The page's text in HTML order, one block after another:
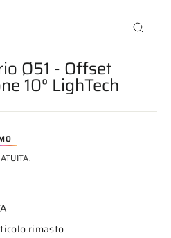
Ø51 - Offset
10° LighTech
rimasto